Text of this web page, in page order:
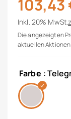
103,43
Inkl. 20% MwSt.
Die angezeigten
aktuellen
Farbe :